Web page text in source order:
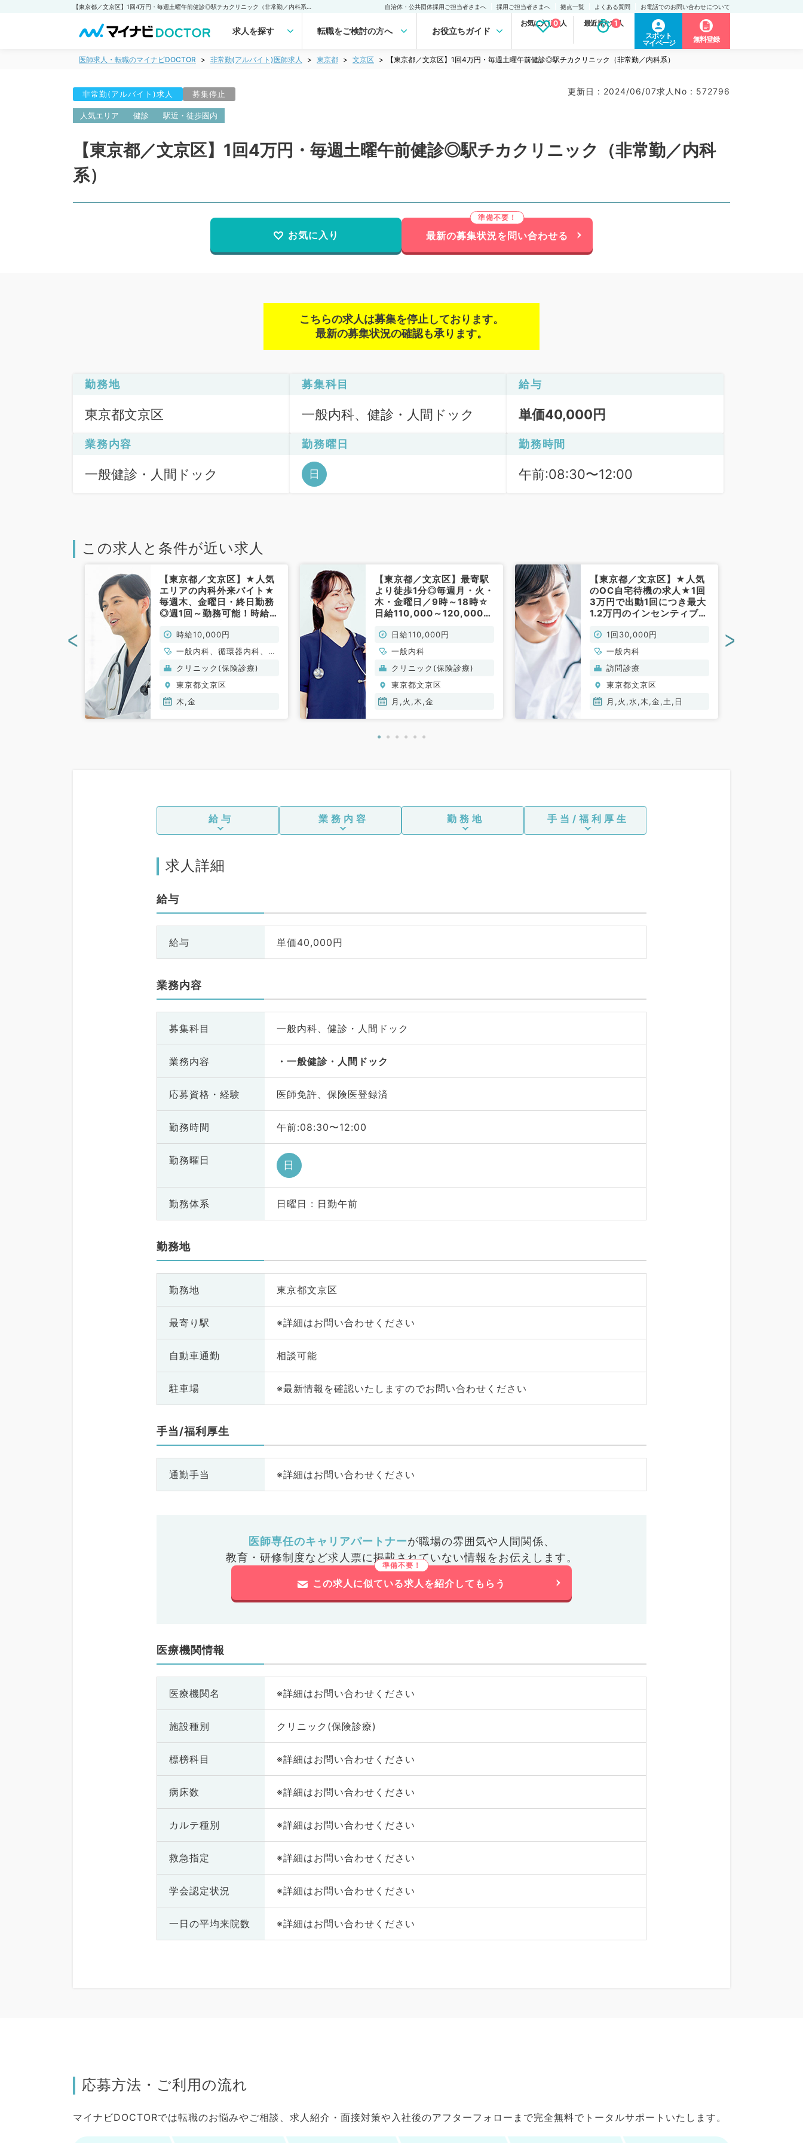
自治体・公共団体採用ご担当者さまへ 採用ご担当者さまへ 拠点一覧 よくある質問 お電話でのお問い合わせについて
求人を探す 転職をご検討の方へ お役立ちガイド
お気に入り求人
0 最近見た求人
1
スポット
マイページ
無料登録
医師求人・転職のマイナビDOCTOR 非常勤(アルバイト)医師求人 東京都 文京区 【東京都／文京区】1回4万円・毎週土曜午前健診◎駅チカクリニック（非常勤／内科系）
非常勤(アルバイト)求人 募集停止 更新日 : 2024/06/07求人No : 572796
人気エリア 健診 駅近・徒歩圏内
【東京都／文京区】1回4万円・毎週土曜午前健診◎駅チカクリニック（非常勤／内科
系）
お気に入り 最新の募集状況を問い合わせる
こちらの求人は募集を停止しております。
最新の募集状況の確認も承ります。
勤務地
東京都文京区
募集科目
一般内科、健診・人間ドック
給与
単価40,000円
業務内容
一般健診・人間ドック
勤務曜日
日
勤務時間
午前:08:30〜12:00
この求人と条件が近い求人
【東京都／文京区】★人気
エリアの内科外来バイト★
毎週木、金曜日・終日勤務
◎週1回～勤務可能！時給1
般内科／非常勤）
時給10,000円
一般内科、循環器内科、呼
吸器内科、消化器内科、内
分泌・代謝内科
クリニック(保険診療)
東京都文京区
木,金
【東京都／文京区】最寄駅
より徒歩1分◎毎週月・火・
木・金曜日／9時～18時☆
日給110,000～120,000円
（内科／非常勤）
日給110,000円
一般内科
クリニック(保険診療)
東京都文京区
月,火,木,金
【東京都／文京区】★人気
のOC自宅待機の求人★1回
3万円で出動1回につき最大
1.2万円のインセンティブあ
護師の方が対応（一般内科
／非常勤）
1回30,000円
一般内科
訪問診療
東京都文京区
月,火,水,木,金,土,日
< >
給与 業務内容 勤務地 手当/福利厚生
求人詳細
給与
給与 単価40,000円
業務内容
募集科目 一般内科、健診・人間ドック
業務内容 一般健診・人間ドック
応募資格・ 経験 医師免許、保険医登録済
勤務時間 午前:08:30〜12:00
勤務曜日 日
勤務体系 日曜日 : 日勤午前
勤務地
勤務地 東京都文京区
最寄り駅 ※詳細はお問い合わせください
自動車通勤 相談可能
駐車場 ※最新情報を確認いたしますのでお問い合わせください
手当/福利厚生
通勤手当 ※詳細はお問い合わせください
医師専任のキャリアパートナーが職場の雰囲気や人間関係、
教育・研修制度など求人票に掲載されていない情報をお伝えします。
この求人に似ている求人を紹介してもらう
医療機関情報
医療機関名 ※詳細はお問い合わせください
施設種別 クリニック(保険診療)
標榜科目 ※詳細はお問い合わせください
病床数 ※詳細はお問い合わせください
カルテ種別 ※詳細はお問い合わせください
救急指定 ※詳細はお問い合わせください
学会認定状況 ※詳細はお問い合わせください
一日の平均来院数 ※詳細はお問い合わせください
応募方法・ご利用の流れ
マイナビDOCTORでは転職のお悩みやご相談、求人紹介・面接対策や入社後のアフターフォローまで完全無料でトータルサポートいたします。